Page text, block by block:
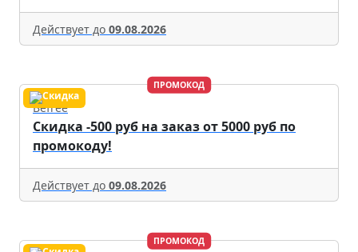
Действует до 09.08.2026
ПРОМОКОД
Befree
Скидка -500 руб на заказ от 5000 руб по
промокоду!
Действует до 09.08.2026
ПРОМОКОД